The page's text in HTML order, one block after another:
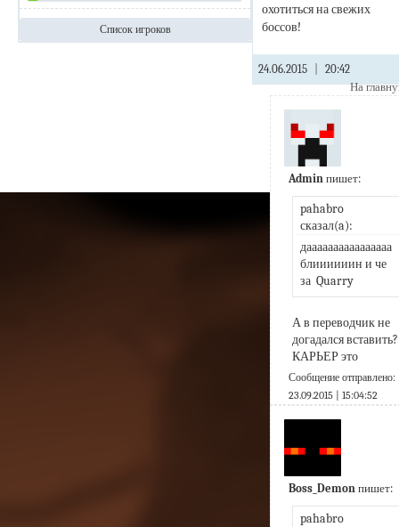
Список игроков
охотиться на свежих
боссов!
24.06.2015
20:42
На
Admin пишет:
pahabro
сказал(a):
даааааааааааааааа
блиииииин и че
за  Quarry
А в переводчик не
догадался вставить?
КАРЬЕР это
Сообщение отправлено:
23.09.2015 | 15:04:52
Boss_Demon пишет:
pahabro